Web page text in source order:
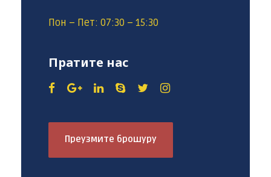
Пон – Пет: 07:30 – 15:30
Пратите нас
Преузмите брошуру